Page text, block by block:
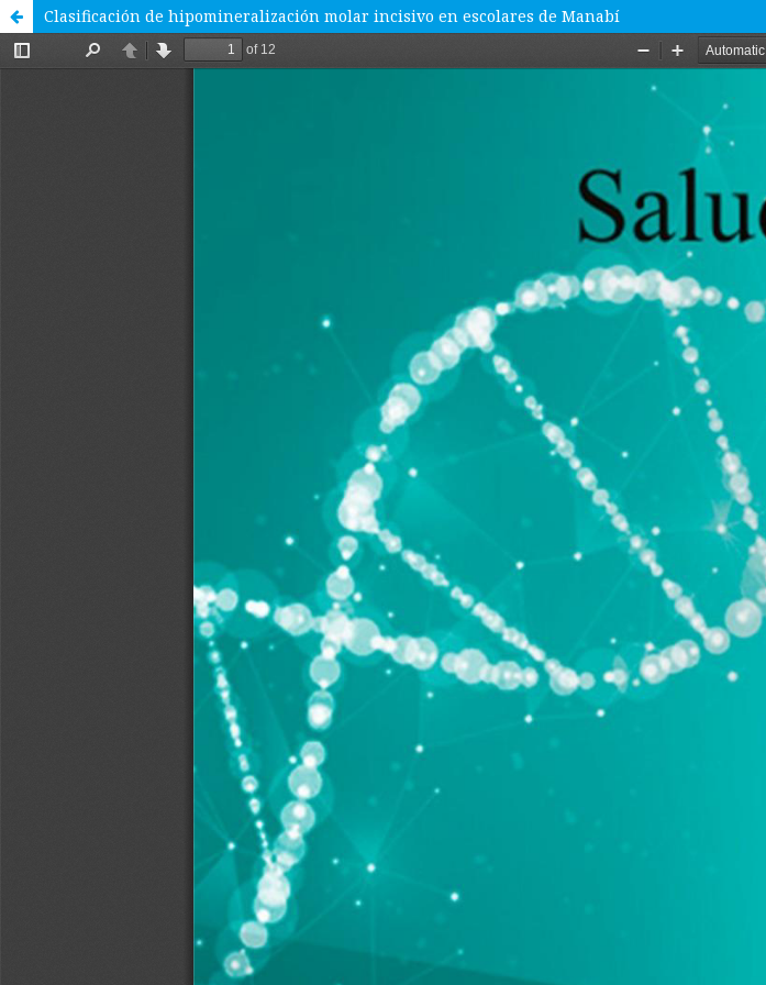
Clasificación de hipomineralización molar incisivo en escolares de Manabí